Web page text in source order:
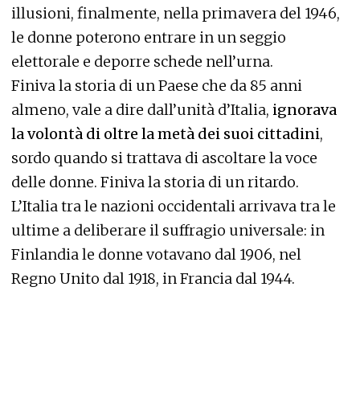
illusioni, finalmente, nella primavera del 1946,
le donne poterono entrare in un seggio
elettorale e deporre schede nell’urna.
Finiva la storia di un Paese che da 85 anni
almeno, vale a dire dall’unità d’Italia, ignorava
la volontà di oltre la metà dei suoi cittadini,
sordo quando si trattava di ascoltare la voce
delle donne. Finiva la storia di un ritardo.
L’Italia tra le nazioni occidentali arrivava tra le
ultime a deliberare il suffragio universale: in
Finlandia le donne votavano dal 1906, nel
Regno Unito dal 1918, in Francia dal 1944.